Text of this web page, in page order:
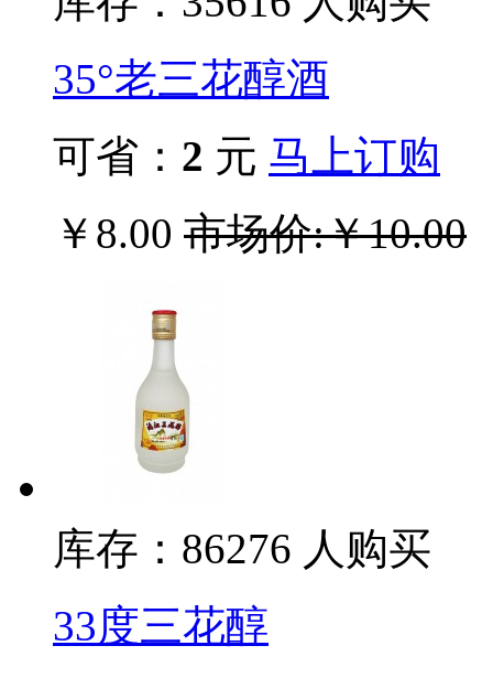
35°老三花醇酒
可省： 2 元 马上订购
￥8.00 市场价:￥10.00
库存：86276 人购买
33度三花醇